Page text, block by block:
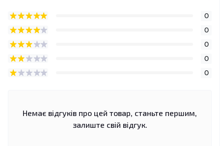
0
0
0
0
0
Немає відгуків про цей товар, станьте першим,
залиште свій відгук.